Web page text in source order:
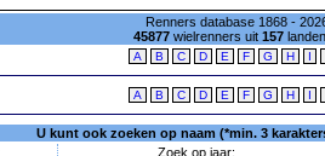
Renners database 1868 -
45877wielrenners uit 157
A B C D E F G H I
A B C D E F G H I
U kunt ook zoeken op naam (*min. 3
Zoek op jaar: